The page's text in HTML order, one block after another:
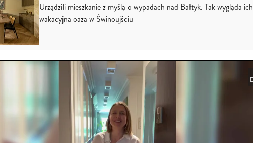
Urządzili mieszkanie z myślą o wypadach nad Bałtyk. Tak wygląda ich
wakacyjna oaza w Świnoujściu